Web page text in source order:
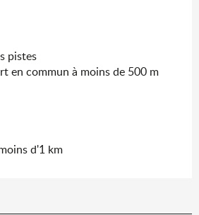
pistes
en commun à moins de 500 m
d'1 km